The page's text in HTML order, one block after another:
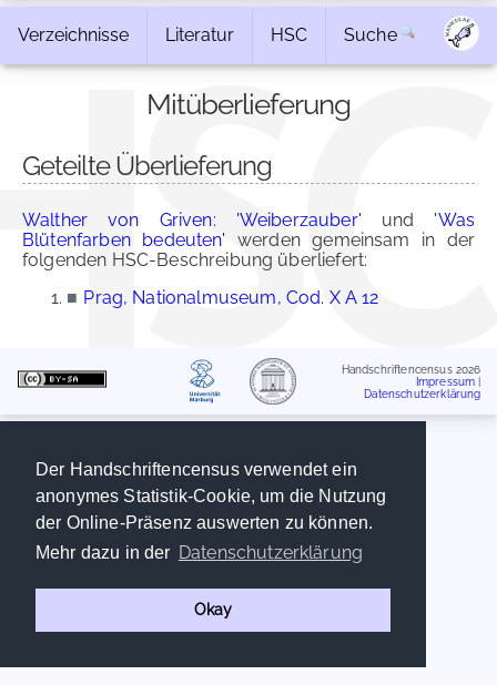
Der Handschriftencensus verwendet ein
anonymes Statistik-Cookie, um die Nutzung
der Online-Präsenz auswerten zu können.
Mehr dazu in der Datenschutzerklärung
Okay
Verzeichnisse Literatur HSC Suche
Mitüberlieferung
Geteilte Überlieferung
Walther von Griven: 'Weiberzauber' und 'Was
Blütenfarben bedeuten' werden gemeinsam in der
folgenden HSC-Beschreibung überliefert:
■ Prag, Nationalmuseum, Cod. X A 12
Handschriftencensus 2026
Impressum
Datenschutzerklärung